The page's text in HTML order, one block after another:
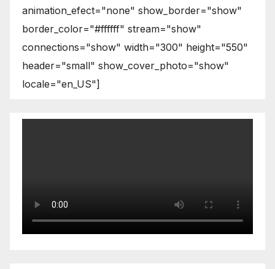
animation_efect="none" show_border="show"
border_color="#ffffff" stream="show"
connections="show" width="300" height="550"
header="small" show_cover_photo="show"
locale="en_US"]